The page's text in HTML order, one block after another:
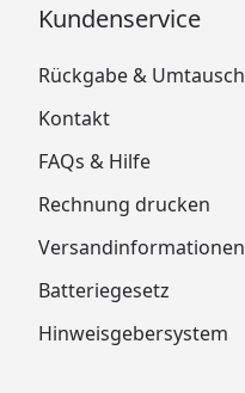
Kundenservice
Rückgabe & Umtausch
Kontakt
FAQs & Hilfe
Rechnung drucken
Versandinformationen
Batteriegesetz
Hinweisgebersystem